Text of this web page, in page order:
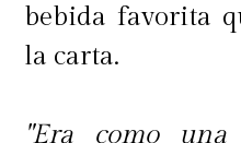
bebida favorita
la carta.
"Era como